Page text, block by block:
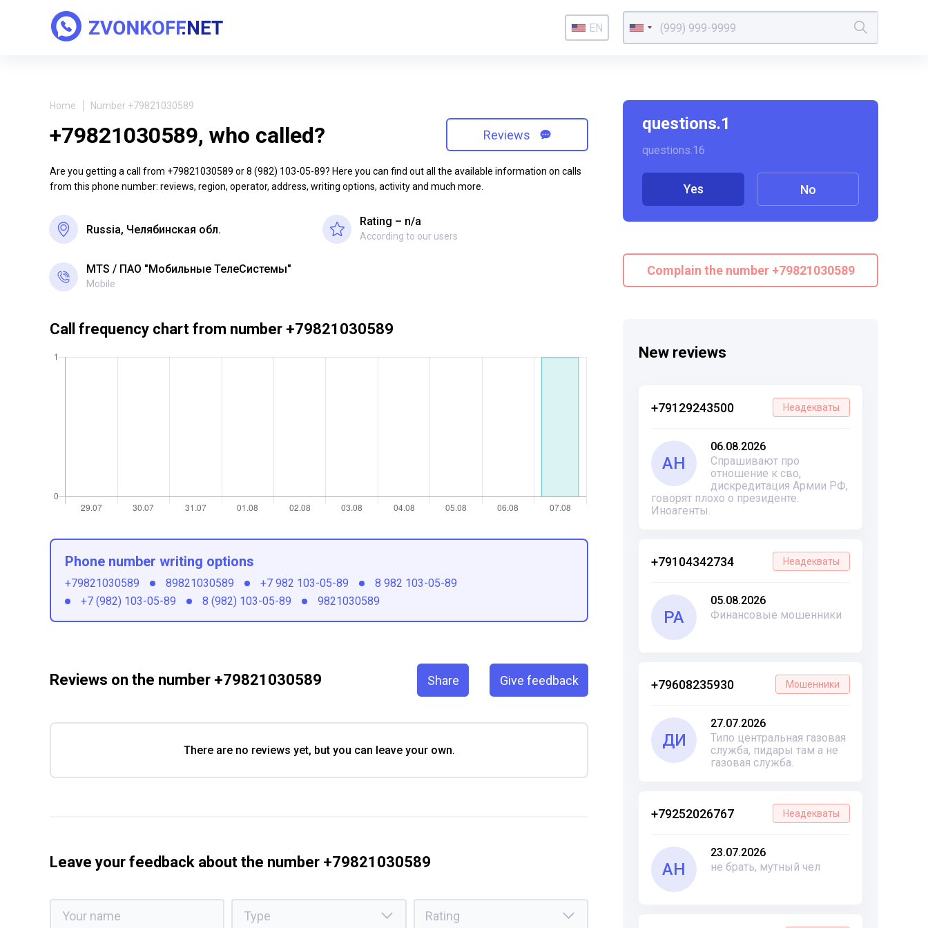
EN
Home Number +79821030589
+79821030589, who called? Reviews
Are you getting a call from +79821030589 or 8 (982) 103-05-89? Here you can find out all the available information on calls
from this phone number: reviews, region, operator, address, writing options, activity and much more.
Russia, Челябинская обл.
Rating – n/a
According to our users
MTS ПАО "Мобильные ТелеСистемы"
Mobile
questions.1
questions.16
Yes No
Complain the number +79821030589
New reviews
+79129243500 Неадекваты
АН
06.08.2026
Спрашивают про
отношение к сво,
дискредитация Армии РФ,
говорят плохо о президенте.
Иноагенты.
+79104342734 Неадекваты
РА
05.08.2026
Финансовые мошенники
+79608235930 Мошенники
ДИ
27.07.2026
Типо центральная газовая
служба, пидары там а не
газовая служба.
+79252026767 Неадекваты
АН
23.07.2026
не брать, мутный чел
Call frequency chart from number +79821030589
Phone number writing options
+79821030589 89821030589 +7 982 103-05-89
8 982 103-05-89
+7 (982) 103-05-89
8 (982) 103-05-89 9821030589
Reviews on the number +79821030589 Share Give feedback
There are no reviews yet, but you can leave your own.
Leave your feedback about the number +79821030589